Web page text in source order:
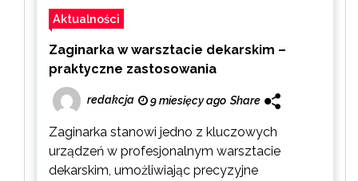
Aktualności
Zaginarka w warsztacie dekarskim –
praktyczne zastosowania
redakcja 9 miesięcy ago Share
Zaginarka stanowi jedno z kluczowych
urządzeń w profesjonalnym warsztacie
dekarskim, umożliwiając precyzyjne